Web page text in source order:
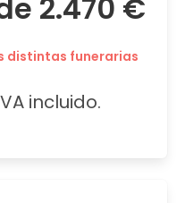
2.470 €
distintas funerarias
incluido.